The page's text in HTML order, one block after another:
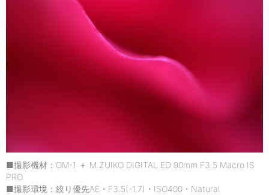
■撮影機材：OM-1 ＋ M.ZUIKO DIGITAL ED 90mm F3.5 Macro IS
PRO
■撮影環境：絞り優先AE・F3.5(-1.7)・ISO400・Natural